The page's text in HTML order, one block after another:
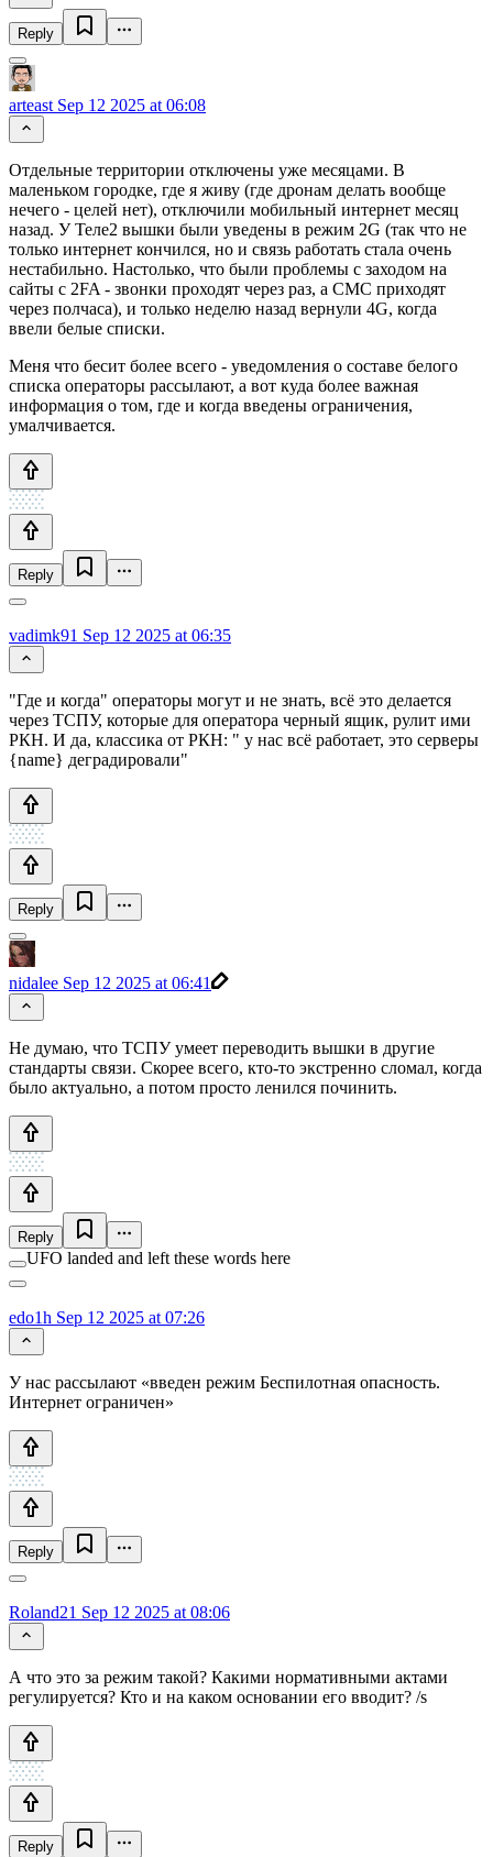
Reply
arteast Sep 12 2025 at 06:08
Отдельные территории отключены уже месяцами. В
маленьком городке, где я живу (где дронам делать вообще
нечего - целей нет), отключили мобильный интернет месяц
назад. У Теле2 вышки были уведены в режим 2G (так что не
только интернет кончился, но и связь работать стала очень
нестабильно. Настолько, что были проблемы с заходом на
сайты с 2FA - звонки проходят через раз, а СМС приходят
через полчаса), и только неделю назад вернули 4G, когда
ввели белые списки.
Меня что бесит более всего - уведомления о составе белого
списка операторы рассылают, а вот куда более важная
информация о том, где и когда введены ограничения,
умалчивается.
Reply
vadimk91 Sep 12 2025 at 06:35
"Где и когда" операторы могут и не знать, всё это делается
через ТСПУ, которые для оператора черный ящик, рулит ими
РКН. И да, классика от РКН: " у нас всё работает, это серверы
{name} деградировали"
Reply
nidalee Sep 12 2025 at 06:41
Не думаю, что ТСПУ умеет переводить вышки в другие
стандарты связи. Скорее всего, кто-то экстренно сломал, когда
было актуально, а потом просто ленился починить.
Reply
UFO landed and left these words here
edo1h Sep 12 2025 at 07:26
У нас рассылают «введен режим Беспилотная опасность.
Интернет ограничен»
Reply
Roland21 Sep 12 2025 at 08:06
А что это за режим такой? Какими нормативными актами
регулируется? Кто и на каком основании его вводит? /s
Reply